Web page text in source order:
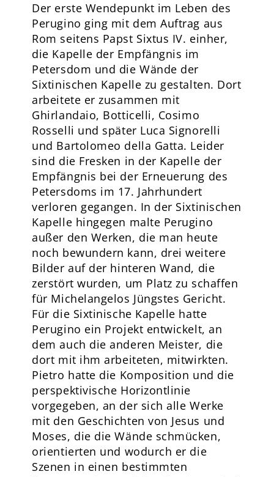
Der erste Wendepunkt im Leben des
Perugino ging mit dem Auftrag aus
Rom seitens Papst Sixtus IV. einher,
die Kapelle der Empfängnis im
Petersdom und die Wände der
Sixtinischen Kapelle zu gestalten. Dort
arbeitete er zusammen mit
Ghirlandaio, Botticelli, Cosimo
Rosselli und später Luca Signorelli
und Bartolomeo della Gatta. Leider
sind die Fresken in der Kapelle der
Empfängnis bei der Erneuerung des
Petersdoms im 17. Jahrhundert
verloren gegangen. In der Sixtinischen
Kapelle hingegen malte Perugino
außer den Werken, die man heute
noch bewundern kann, drei weitere
Bilder auf der hinteren Wand, die
zerstört wurden, um Platz zu schaffen
für Michelangelos Jüngstes Gericht.
Für die Sixtinische Kapelle hatte
Perugino ein Projekt entwickelt, an
dem auch die anderen Meister, die
dort mit ihm arbeiteten, mitwirkten.
Pietro hatte die Komposition und die
perspektivische Horizontlinie
vorgegeben, an der sich alle Werke
mit den Geschichten von Jesus und
Moses, die die Wände schmücken,
orientierten und wodurch er die
Szenen in einen bestimmten